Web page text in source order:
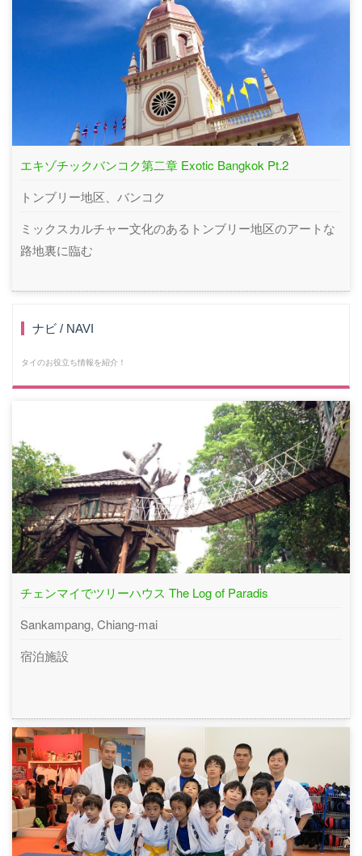
エキゾチックバンコク第二章 Exotic Bangkok Pt.2
トンブリー地区、バンコク
ミックスカルチャー文化のあるトンブリー地区のアートな
路地裏に臨む
ナビ / NAVI
タイのお役立ち情報を紹介！
チェンマイでツリーハウス The Log of Paradis
Sankampang, Chiang-mai
宿泊施設